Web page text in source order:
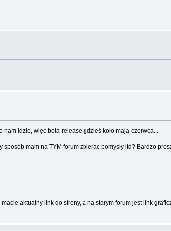
nam idzie, więc beta-release gdzieś koło maja-czerwca...
mam na TYM forum zbierac pomysły itd? Bardzo
aktualny link do strony, a na starym forum jest link